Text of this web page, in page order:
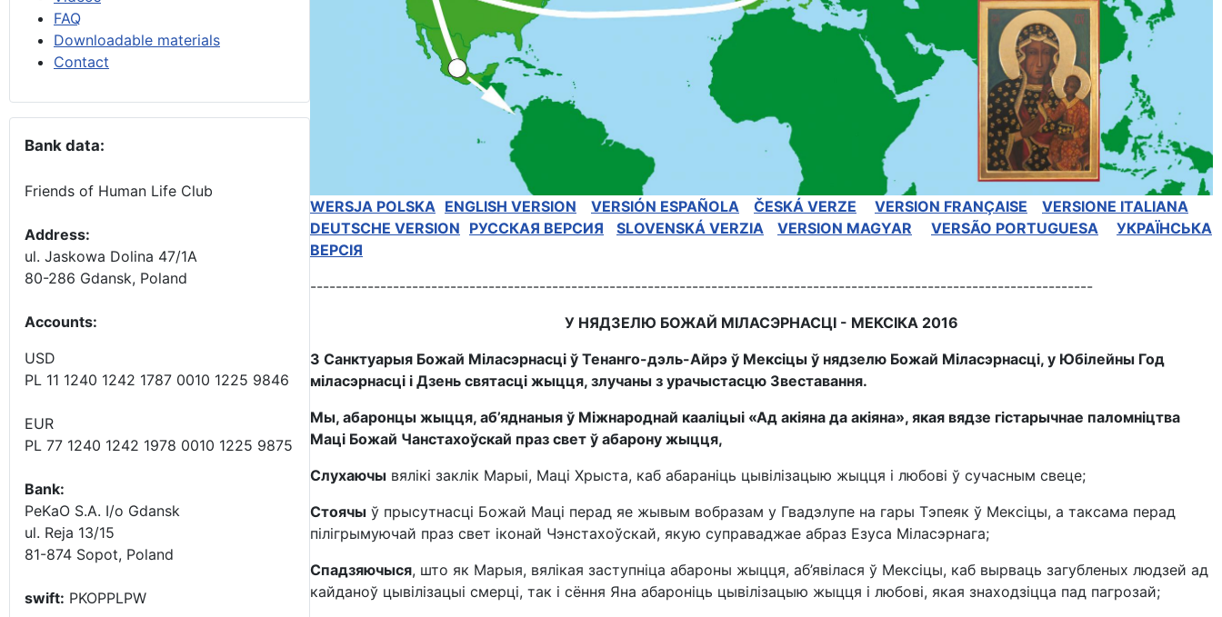
FAQ
Downloadable materials
Contact
Bank data:
Friends of Human Life Club
Address:
ul. Jaskowa Dolina 47/1A
80-286 Gdansk, Poland
Accounts:
USD
PL 11 1240 1242 1787 0010 1225 9846
EUR
PL 77 1240 1242 1978 0010 1225 9875
Bank:
PeKaO S.A. I/o Gdansk
ul. Reja 13/15
81-874 Sopot, Poland
swift: PKOPPLPW
WERSJA POLSKA ENGLISH VERSION VERSIÓN ESPAÑOLA ČESKÁ VERZE VERSION FRANÇAISE
VERSIONE ITALIANA
DEUTSCHE VERSION РУССКАЯ BЕРСИЯ SLOVENSKÁ VERZIA VERSION MAGYAR VERSÃO PORTUGUESA
УКРАЇНСЬКА
ВЕРСІЯ
---------------------------------------------------------------------------------------------------------------------------
У НЯДЗЕЛЮ БОЖАЙ МІЛАСЭРНАСЦІ - МЕКСІКА 2016
З Санктуарыя Божай Міласэрнасці ў Тенанго-дэль-Айрэ ў Мексіцы ў нядзелю Божай Міласэрнасці, у Юбілейны Год
міласэрнасці і Дзень святасці жыцця, злучаны з урачыстасцю Звеставання.
Мы, абаронцы жыцця, аб’яднаныя ў Міжнароднай кааліцыі «Ад акіяна да акіяна», якая вядзе гістарычнае паломніцтва
Маці Божай Чанстахоўскай праз свет ў абарону жыцця,
Слухаючы вялікі заклік Марыі, Маці Хрыста, каб абараніць цывілізацыю жыцця і любові ў сучасным свеце;
Стоячы ў прысутнасці Божай Маці перад яе жывым вобразам у Гвадэлупе на гары Тэпеяк ў Мексіцы, а таксама перад
пілігрымуючай праз свет іконай Чэнстахоўскай, якую суправаджае абраз Езуса Міласэрнага;
Спадзяючыся, што як Марыя, вялікая заступніца абароны жыцця, аб’явілася ў Мексіцы, каб вырваць загубленых людзей ад
кайданоў цывілізацыі смерці, так і сёння Яна абароніць цывілізацыю жыцця і любові, якая знаходзіцца пад пагрозай;